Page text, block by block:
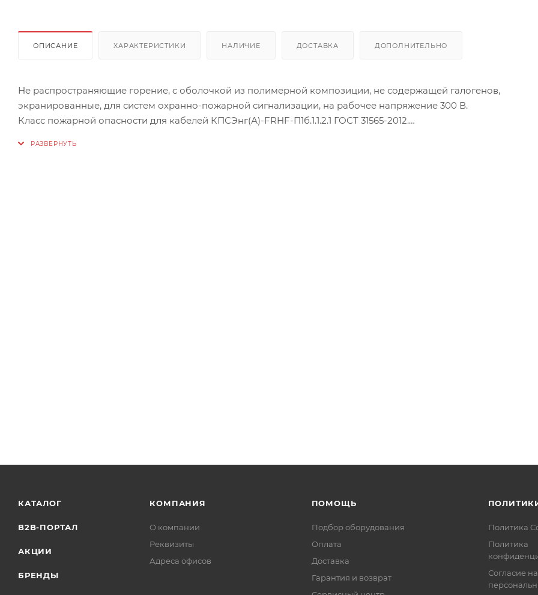
ОПИСАНИЕ ХАРАКТЕРИСТИКИ НАЛИЧИЕ ДОСТАВКА ДОПОЛНИТЕЛЬНО
Не распространяющие горение, c оболочкой из полимерной композиции, не содержащей галогенов,
экранированные, для систем охранно-пожарной сигнализации, на рабочее напряжение 300 В.
Класс пожарной опасности для кабелей КПСЭнг(А)-FRHF-П1б.1.1.2.1 ГОСТ 31565-2012.
Испытательное переменное напряжение между жилами, кВ, постоянный/переменный ток - 1 мин: 1,4/1,0
КАТАЛОГ
B2B-ПОРТАЛ
АКЦИИ
БРЕНДЫ
КОМПАНИЯ
О компании
Реквизиты
Адреса офисов
ПОМОЩЬ
Подбор оборудования
Оплата
Доставка
Гарантия и возврат
Политика
Политика
Согласие